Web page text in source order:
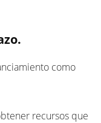
como
recursos que